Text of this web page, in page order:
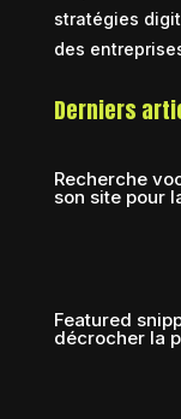
stratégies
des
Derniers
Recherche
son site pour
Featured
décrocher la